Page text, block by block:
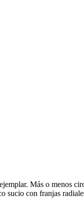
Más o menos
con franjas